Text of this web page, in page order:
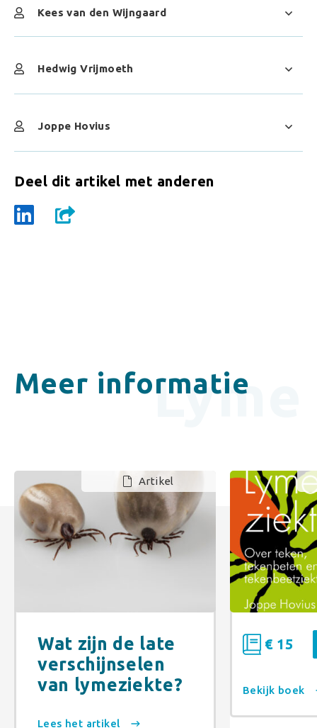
Kees van den Wijngaard
Hedwig Vrijmoeth
Joppe Hovius
Deel dit artikel met anderen
Meer informatie
Lyme
Artikel
Wat zijn de late
verschijnselen
van lymeziekte?
Lees het artikel
€ 15
Bekijk boek